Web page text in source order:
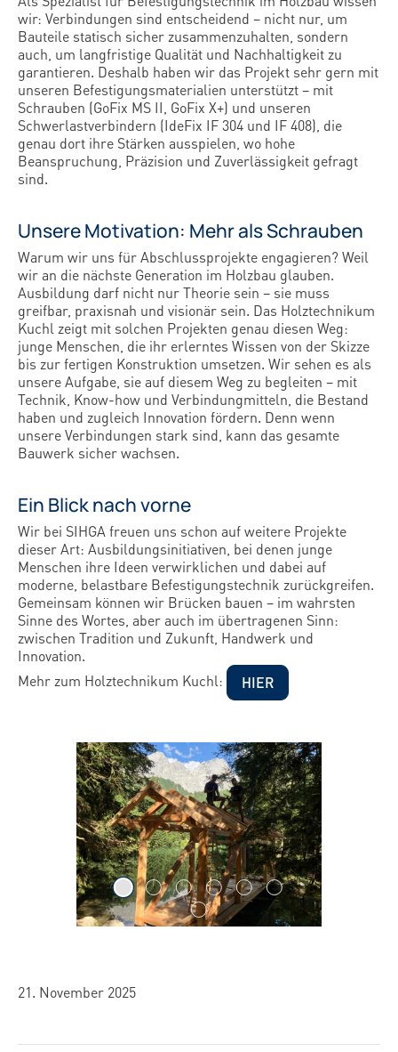
wir: Verbindungen sind entscheidend – nicht nur, um
Bauteile statisch sicher zusammenzuhalten, sondern
auch, um langfristige Qualität und Nachhaltigkeit zu
garantieren. Deshalb haben wir das Projekt sehr gern mit
unseren Befestigungsmaterialien unterstützt – mit
Schrauben (GoFix MS II, GoFix X+) und unseren
Schwerlastverbindern (IdeFix IF 304 und IF 408), die
genau dort ihre Stärken ausspielen, wo hohe
Beanspruchung, Präzision und Zuverlässigkeit gefragt
sind.
Unsere Motivation: Mehr als Schrauben
Warum wir uns für Abschlussprojekte engagieren? Weil
wir an die nächste Generation im Holzbau glauben.
Ausbildung darf nicht nur Theorie sein – sie muss
greifbar, praxisnah und visionär sein. Das Holztechnikum
Kuchl zeigt mit solchen Projekten genau diesen Weg:
junge Menschen, die ihr erlerntes Wissen von der Skizze
bis zur fertigen Konstruktion umsetzen. Wir sehen es als
unsere Aufgabe, sie auf diesem Weg zu begleiten – mit
Technik, Know-how und Verbindungmitteln, die Bestand
haben und zugleich Innovation fördern. Denn wenn
unsere Verbindungen stark sind, kann das gesamte
Bauwerk sicher wachsen.
Ein Blick nach vorne
Wir bei SIHGA freuen uns schon auf weitere Projekte
dieser Art: Ausbildungsinitiativen, bei denen junge
Menschen ihre Ideen verwirklichen und dabei auf
moderne, belastbare Befestigungstechnik zurückgreifen.
Gemeinsam können wir Brücken bauen – im wahrsten
Sinne des Wortes, aber auch im übertragenen Sinn:
zwischen Tradition und Zukunft, Handwerk und
Innovation.
Mehr zum Holztechnikum Kuchl:
HIER
Bildergalerie überspringen
21. November 2025